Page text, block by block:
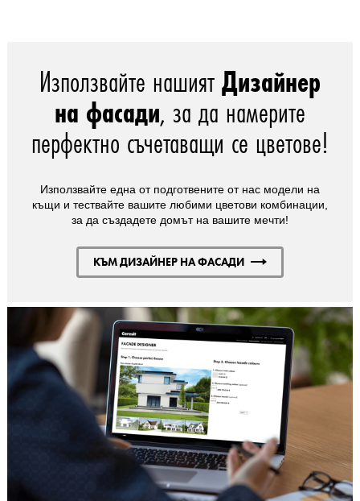
Използвайте нашиятДизайнер
на фасади, за да намерите
перфектно съчетаващи се цветове!
Използвайте една от подготвените от нас модели на
къщи и тествайте вашите любими цветови комбинации,
за да създадете домът на вашите мечти!
КЪМ ДИЗАЙНЕР НА ФАСАДИ